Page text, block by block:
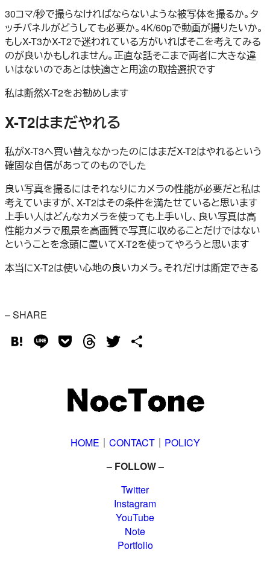
30コマ/秒で撮らなければならないような被写体を撮るか。タ
ッチパネルがどうしても必要か。4K/60pで動画が撮りたいか。
もしX-T3かX-T2で迷われている方がいればそこを考えてみる
のが良いかもしれません。正直な話そこまで両者に大きな違
いはないのであとは快適さと用途の取捨選択です
私は断然X-T2をお勧めします
X-T2はまだやれる
私がX-T3へ買い替えなかったのにはまだX-T2はやれるという
確固な自信があってのものでした
良い写真を撮るにはそれなりにカメラの性能が必要だと私は
考えていますが、X-T2はその条件を満たせていると思います
上手い人はどんなカメラを使っても上手いし、良い写真は高
性能カメラで風景を高画質で写真に収めることだけではない
ということを念頭に置いてX-T2を使ってやろうと思います
本当にX-T2は使い心地の良いカメラ。それだけは断定できる
– SHARE
Hatena
LinePocket
Threads
Twitter
HOME ｜ CONTACT｜ POLICY
– FOLLOW –
Twitter
Instagram
YouTube
Note
Portfolio